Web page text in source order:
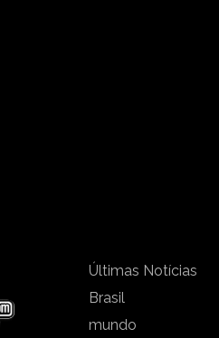
Últimas Notícias
Brasil
mundo